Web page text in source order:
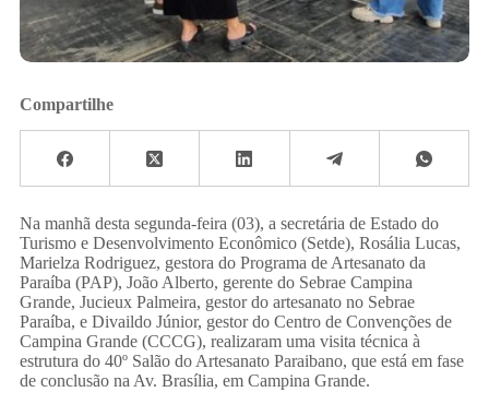
Compartilhe
Na manhã desta segunda-feira (03), a secretária de Estado do
Turismo e Desenvolvimento Econômico (Setde), Rosália Lucas,
Marielza Rodriguez, gestora do Programa de Artesanato da
Paraíba (PAP), João Alberto, gerente do Sebrae Campina
Grande, Jucieux Palmeira, gestor do artesanato no Sebrae
Paraíba, e Divaildo Júnior, gestor do Centro de Convenções de
Campina Grande (CCCG), realizaram uma visita técnica à
estrutura do 40º Salão do Artesanato Paraibano, que está em fase
de conclusão na Av. Brasília, em Campina Grande.